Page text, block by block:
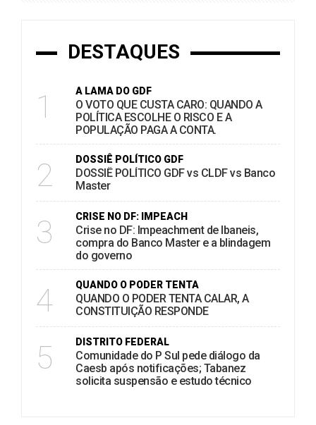
DESTAQUES
1 A LAMA DO GDF
O VOTO QUE CUSTA CARO: QUANDO A
POLÍTICA ESCOLHE O RISCO E A
POPULAÇÃO PAGA A CONTA.
2 DOSSIÊ POLÍTICO GDF
DOSSIÊ POLÍTICO GDF vs CLDF vs Banco
Master
3 CRISE NO DF: IMPEACH
Crise no DF: Impeachment de Ibaneis,
compra do Banco Master e a blindagem
do governo
4 QUANDO O PODER TENTA
QUANDO O PODER TENTA CALAR, A
CONSTITUIÇÃO RESPONDE
5 DISTRITO FEDERAL
Comunidade do P Sul pede diálogo da
Caesb após notificações; Tabanez
solicita suspensão e estudo técnico